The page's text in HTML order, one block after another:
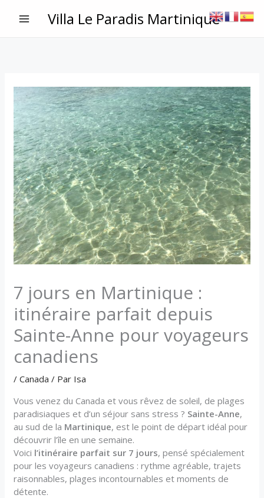
Villa Le Paradis Martinique
7 jours en Martinique :
itinéraire parfait depuis
Sainte-Anne pour voyageurs
canadiens
/Canada / Par Isa
Vous venez du Canada et vous rêvez de soleil, de plages
paradisiaques et d’un séjour sans stress ? Sainte-Anne,
au sud de la Martinique, est le point de départ idéal pour
découvrir l’île en une semaine.
Voici l’itinéraire parfait sur 7 jours, pensé spécialement
pour les voyageurs canadiens : rythme agréable, trajets
raisonnables, plages incontournables et moments de
détente.